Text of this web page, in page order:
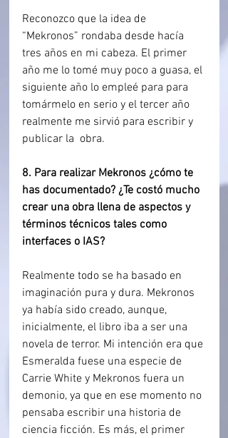
Reconozco que la idea de
“Mekronos” rondaba desde hacía
tres años en mi cabeza. El primer
año me lo tomé muy poco a guasa, el
siguiente año lo empleé para para
tomármelo en serio y el tercer año
realmente me sirvió para escribir y
publicar la  obra.
8. Para realizar Mekronos ¿cómo te
has documentado? ¿Te costó mucho
crear una obra llena de aspectos y
términos técnicos tales como
interfaces o IAS?
Realmente todo se ha basado en
imaginación pura y dura. Mekronos
ya había sido creado, aunque,
inicialmente, el libro iba a ser una
novela de terror. Mi intención era que
Esmeralda fuese una especie de
Carrie White y Mekronos fuera un
demonio, ya que en ese momento no
pensaba escribir una historia de
ciencia ficción. Es más, el primer